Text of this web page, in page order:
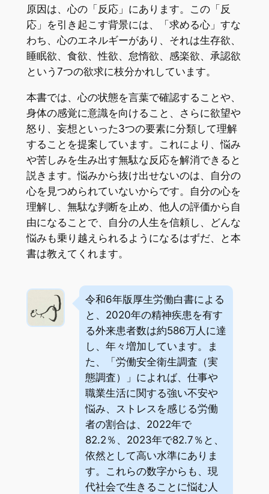
原因は、心の「反応」にあります。この「反
応」を引き起こす背景には、「求める心」すな
わち、心のエネルギーがあり、それは生存欲、
睡眠欲、食欲、性欲、怠惰欲、感楽欲、承認欲
という7つの欲求に枝分かれしています。
本書では、心の状態を言葉で確認することや、
身体の感覚に意識を向けること、さらに欲望や
怒り、妄想といった3つの要素に分類して理解
することを提案しています。これにより、悩み
や苦しみを生み出す無駄な反応を解消できると
説きます。悩みから抜け出せないのは、自分の
心を見つめられていないからです。自分の心を
理解し、無駄な判断を止め、他人の評価から自
由になることで、自分の人生を信頼し、どんな
悩みも乗り越えられるようになるはずだ、と本
書は教えてくれます。
令和6年版厚生労働白書による
と、2020年の精神疾患を有す
る外来患者数は約586万人に達
し、年々増加しています。ま
た、「労働安全衛生調査（実
態調査）」によれば、仕事や
職業生活に関する強い不安や
悩み、ストレスを感じる労働
者の割合は、2022年で
82.2％、2023年で82.7％と、
依然として高い水準にありま
す。これらの数字からも、現
代社会で生きることに悩む人